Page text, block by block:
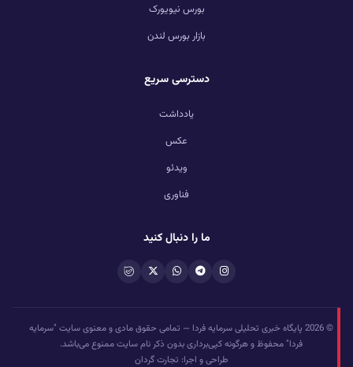
بورس نیویورک
بازار بورس لندن
دسترسی سریع
یادداشت
عکس
ویدئو
فناوری
ما را دنبال کنید
© 2026 پایگاه خبری تحلیلی سرمایه فردا — تمامی حقوق مادی و معنوی سایت "سرمایه
فردا" محفوظ و هرگونه کپی‌برداری بدون ذکر نام سایت ممنوع می‌باشد.
طراحی و اجرا: تجارت گردان